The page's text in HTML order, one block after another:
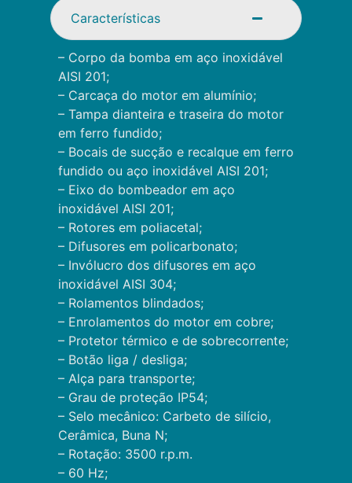
Características
– Corpo da bomba em aço inoxidável
AISI 201;
– Carcaça do motor em alumínio;
– Tampa dianteira e traseira do motor
em ferro fundido;
– Bocais de sucção e recalque em ferro
fundido ou aço inoxidável AISI 201;
– Eixo do bombeador em aço
inoxidável AISI 201;
– Rotores em poliacetal;
– Difusores em policarbonato;
– Invólucro dos difusores em aço
inoxidável AISI 304;
– Rolamentos blindados;
– Enrolamentos do motor em cobre;
– Protetor térmico e de sobrecorrente;
– Botão liga / desliga;
– Alça para transporte;
– Grau de proteção IP54;
– Selo mecânico: Carbeto de silício,
Cerâmica, Buna N;
– Rotação: 3500 r.p.m.
– 60 Hz;